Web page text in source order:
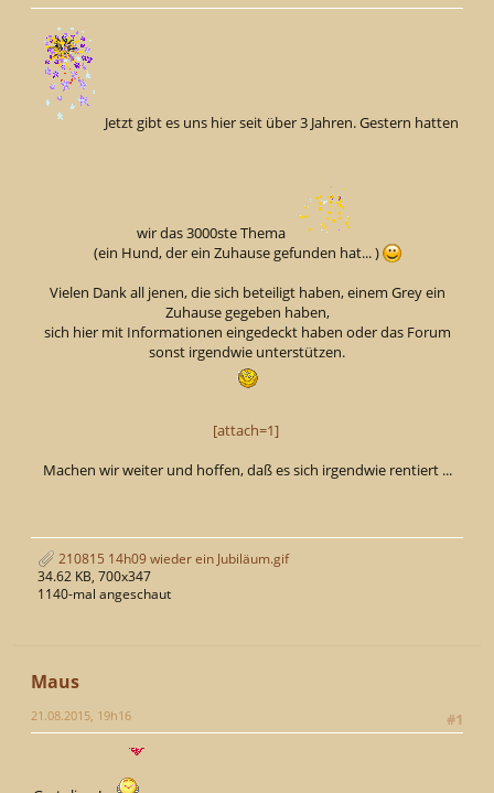
Jetzt gibt es uns hier seit über 3 Jahren. Gestern hatten
wir das 3000ste Thema
(ein Hund, der ein Zuhause gefunden hat... )
Vielen Dank all jenen, die sich beteiligt haben, einem Grey ein
Zuhause gegeben haben,
sich hier mit Informationen eingedeckt haben oder das Forum
sonst irgendwie unterstützen.
[attach=1]
Machen wir weiter und hoffen, daß es sich irgendwie rentiert ...
210815 14h09 wieder ein Jubiläum.gif
34.62 KB, 700x347
1140-mal angeschaut
Maus
#1
21.08.2015, 19h16